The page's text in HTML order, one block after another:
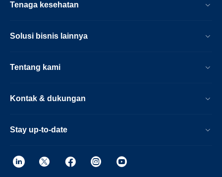
Tenaga kesehatan
Solusi bisnis lainnya
Tentang kami
Kontak & dukungan
Stay up-to-date